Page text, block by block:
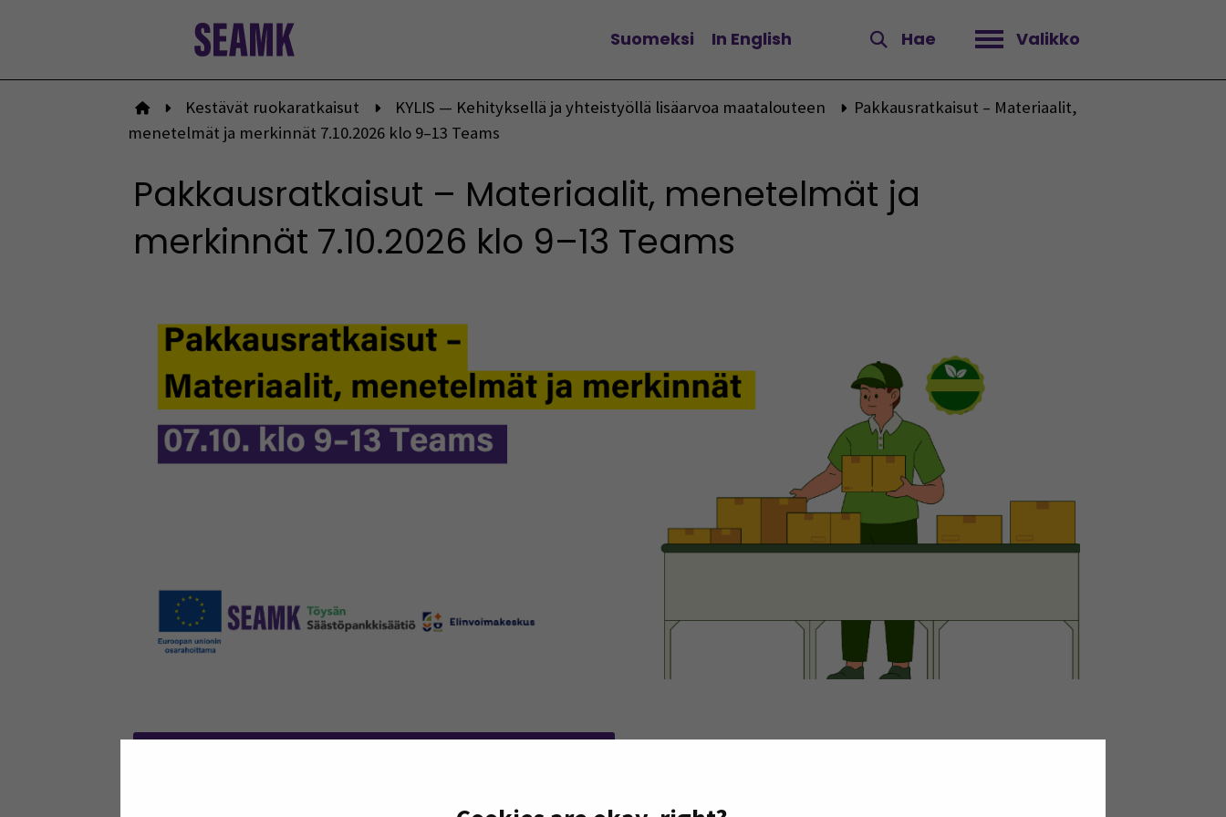
Vaihda kieltä
Suomeksi In English Hae Valikko
Avaa valikko
Etusivulle
Kestävät ruokaratkaisut KYLIS — Kehityksellä ja yhteistyöllä lisäarvoa maatalouteen
Pakkausratkaisut – Materiaalit,
menetelmät ja merkinnät 7.10.2026 klo 9–13 Teams
Pakkausratkaisut – Materiaalit, menetelmät ja
merkinnät 7.10.2026 klo 9–13 Teams